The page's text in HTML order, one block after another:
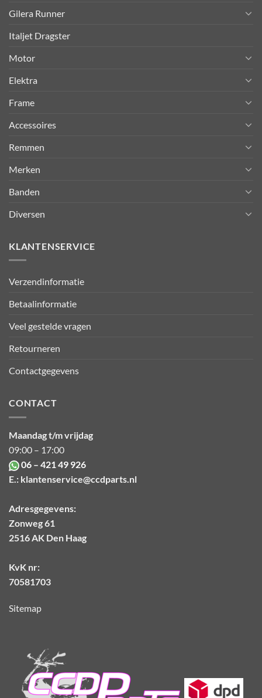
Gilera Runner
Italjet Dragster
Motor
Elektra
Frame
Accessoires
Remmen
Merken
Banden
Diversen
KLANTENSERVICE
Verzendinformatie
Betaalinformatie
Veel gestelde vragen
Retourneren
Contactgegevens
CONTACT
Maandag t/m vrijdag
09:00 – 17:00
06 – 421 49 926
E.: klantenservice@ccdparts.nl
Adresgegevens:
Zonweg 61
2516 AK Den Haag
KvK nr:
70581703
Sitemap